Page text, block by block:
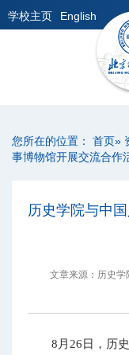
学校主页 English
您所在的位置： 首页»
事博物馆开展交流合作
历史学院与中
文章来源：历史学
8月26日，历